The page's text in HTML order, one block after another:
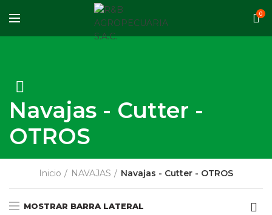
0
Navajas - Cutter -
OTROS
Inicio NAVAJAS Navajas - Cutter - OTROS
MOSTRAR BARRA LATERAL